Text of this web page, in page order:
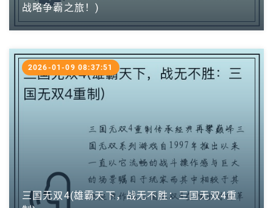
战略争霸之旅！)
三国无双4(雄霸天下，战无不胜：三国无双4重
2026-01-09 08:37:51